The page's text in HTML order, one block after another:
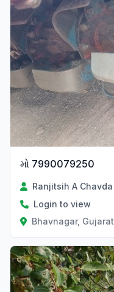
મો 7990079250
Ranjitsih A Chavda
Login to view
Bhavnagar, Gujarat